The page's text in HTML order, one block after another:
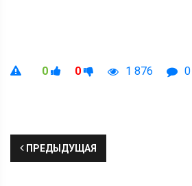
0 0 1 876 0
ПРЕДЫДУЩАЯ